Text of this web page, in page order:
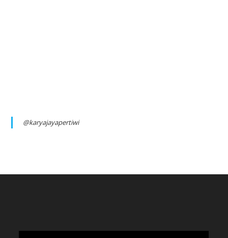
@karyajayapertiwi